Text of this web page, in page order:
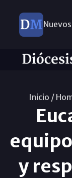
Inicio /
y